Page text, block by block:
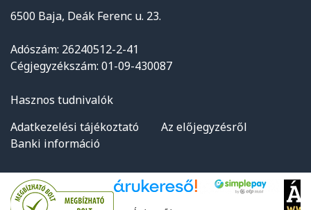
6500 Baja, Deák Ferenc u. 23.
Adószám: 26240512-2-41
Cégjegyzékszám: 01-09-430087
Hasznos tudnivalók
Adatkezelési tájékoztató
Banki információ
Az előjegyzésről